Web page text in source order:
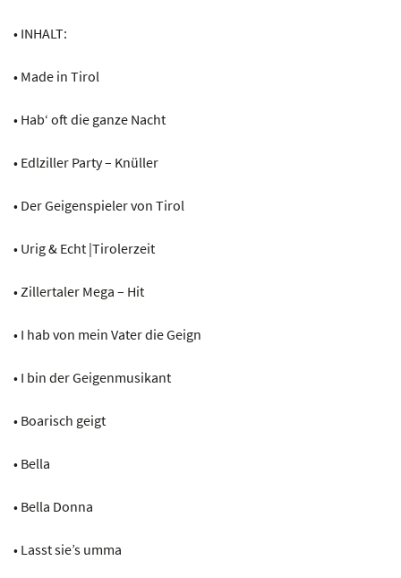
• INHALT:
• Made in Tirol
• Hab‘ oft die ganze Nacht
• Edlziller Party – Knüller
• Der Geigenspieler von Tirol
• Urig & Echt |Tirolerzeit
• Zillertaler Mega – Hit
• I hab von mein Vater die Geign
• I bin der Geigenmusikant
• Boarisch geigt
• Bella
• Bella Donna
• Lasst sie’s umma